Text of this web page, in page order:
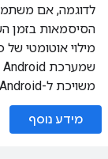
לדוגמה, אם
מילוי אוטומטי של
משויכת ל-Android.
מידע נוסף